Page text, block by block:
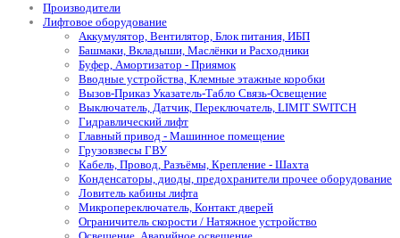
Производители
Лифтовое оборудование
Аккумулятор, Вентилятор, Блок питания, ИБП
Башмаки, Вкладыши, Маслёнки и Расходники
Буфер, Амортизатор - Приямок
Вводные устройства, Клемные этажные коробки
Вызов-Приказ Указатель-Табло Связь-Освещение
Выключатель, Датчик, Переключатель, LIMIT SWITCH
Гидравлический лифт
Главный привод - Машинное помещение
Грузовзвесы ГВУ
Кабель, Провод, Разъёмы, Крепление - Шахта
Конденсаторы, диоды, предохранители прочее оборудование
Ловитель кабины лифта
Микропереключатель, Контакт дверей
Ограничитель скорости / Натяжное устройство